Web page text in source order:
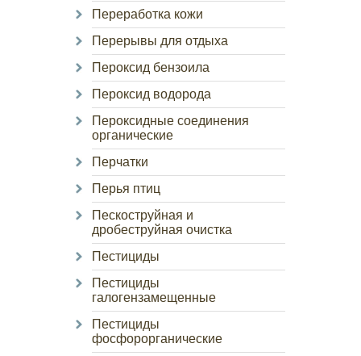
Переработка кожи
Перерывы для отдыха
Пероксид бензоила
Пероксид водорода
Пероксидные соединения
органические
Перчатки
Перья птиц
Пескоструйная и
дробеструйная очистка
Пестициды
Пестициды
галогензамещенные
Пестициды
фосфорорганические